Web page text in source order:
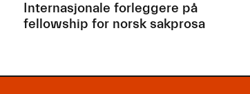
Internasjonale forleggere på
fellowship for norsk sakprosa